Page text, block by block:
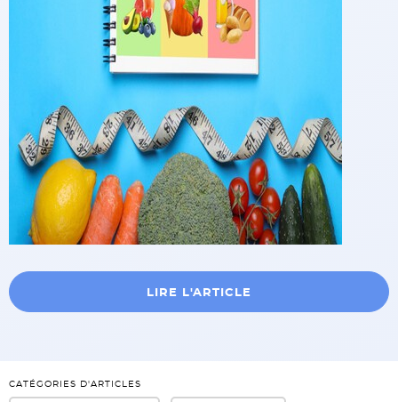
LIRE L'ARTICLE
CATÉGORIES D'ARTICLES